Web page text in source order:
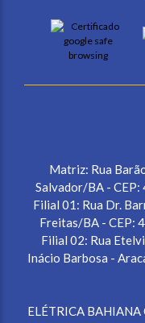
Matriz: Rua
Salvador/BA -
Filial 01: Rua Dr.
Freitas/BA - CEP:
Filial 02: Rua
Inácio Barbosa -
ELÉTRICA